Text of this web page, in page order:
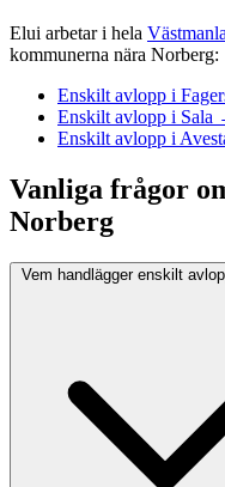
Elui arbetar i hela
kommunerna nära Norberg:
Enskilt avlopp i
Enskilt avlopp i Sala
Enskilt avlopp i
Vanliga frågor
Norberg
Vem handlägger enskilt